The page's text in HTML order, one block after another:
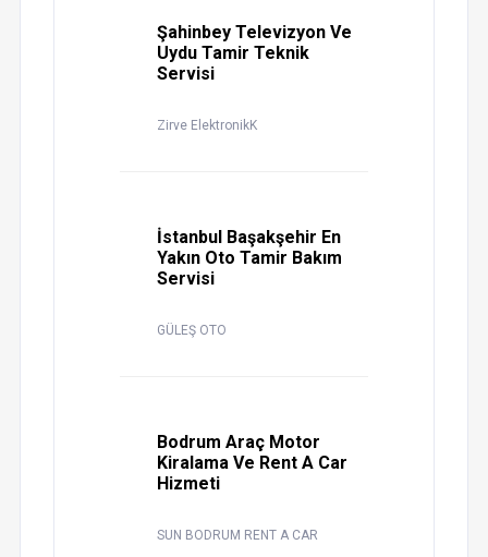
Şahinbey Televizyon Ve
Uydu Tamir Teknik
Servisi
Zirve ElektronikK
İstanbul Başakşehir En
Yakın Oto Tamir Bakım
Servisi
GÜLEŞ OTO
Bodrum Araç Motor
Kiralama Ve Rent A Car
Hizmeti
SUN BODRUM RENT A CAR